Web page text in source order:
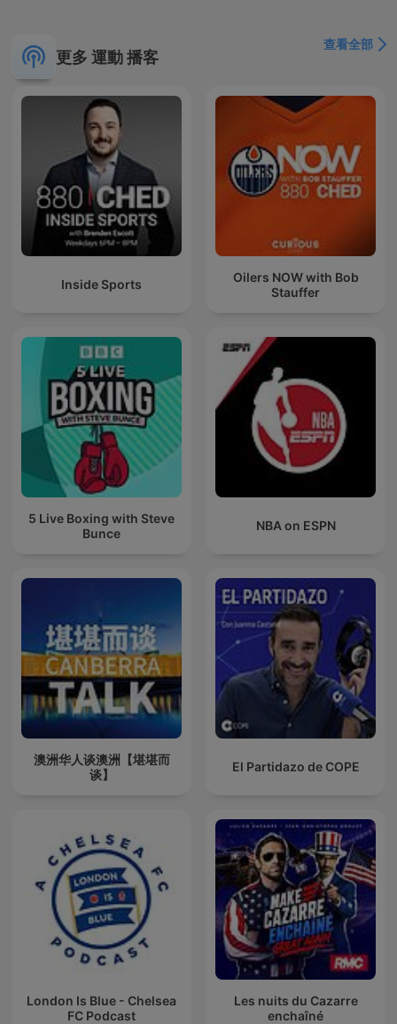
更多 運動 播客
查看全部
Inside Sports
Oilers NOW with Bob
Stauffer
5 Live Boxing with Steve
Bunce
NBA on ESPN
澳洲华人谈澳洲【堪堪而
谈】
El Partidazo de COPE
London Is Blue - Chelsea
FC Podcast
Les nuits du Cazarre
enchaîné